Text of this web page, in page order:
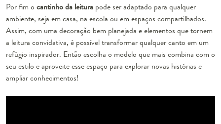
Por fim o cantinho da leitura pode ser adaptado para qualquer
ambiente, seja em casa, na escola ou em espaços compartilhados.
Assim, com uma decoração bem planejada e elementos que tornem
a leitura convidativa, é possível transformar qualquer canto em um
refúgio inspirador. Então escolha o modelo que mais combina com o
seu estilo e aproveite esse espaço para explorar novas histórias e
ampliar conhecimentos!